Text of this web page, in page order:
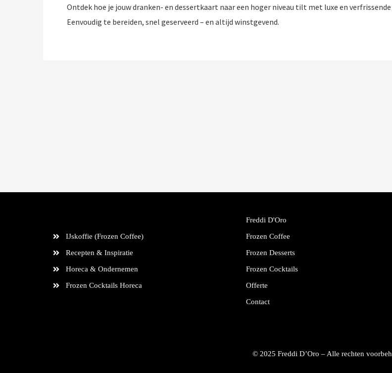
Ontdek hoe je jouw dranken- en dessertkaart naar een hoger niveau tilt met luxe en
Eenvoudig te bereiden, snel geserveerd – en altijd winstgevend.
IJskoffie (Frozen Coffee)
Recepten & Inspiratie
Horeca & Ondernemen
Frozen Cocktails Horeca
Freddi D'Oro
Frozen Coffee
Frozen Desserts
Frozen Cocktails
Offerte
Contact
© 2025 Freddi D’Oro – Alle rechten